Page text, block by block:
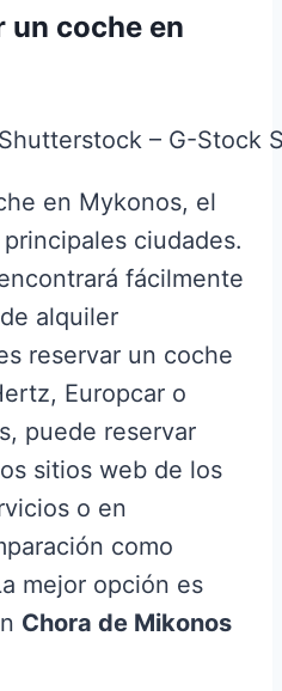
un coche en
– G-Stock
en Mykonos, el
ciudades.
fácilmente
alquiler
reservar un coche
Europcar o
puede reservar
sitios web de los
o en
como
mejor opción es
Chora de Mikonos